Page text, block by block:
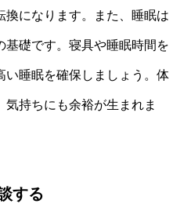
換になります。また、睡眠は
基礎です。寝具や睡眠時間を
い睡眠を確保しましょう。体
持ちにも余裕が生まれま
する